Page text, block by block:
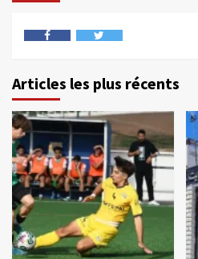
Articles les plus récents